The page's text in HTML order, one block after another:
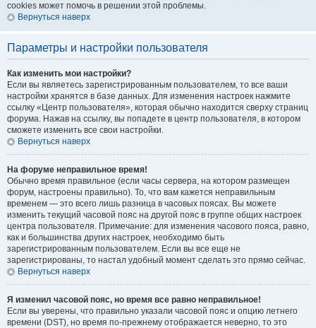
cookies может помочь в решении этой проблемы.
Вернуться наверх
Параметры и настройки пользователя
Как изменить мои настройки?
Если вы являетесь зарегистрированным пользователем, то все ваши
настройки хранятся в базе данных. Для изменения настроек нажмите
ссылку «Центр пользователя», которая обычно находится сверху страниц
форума. Нажав на ссылку, вы попадете в центр пользователя, в котором
сможете изменить все свои настройки.
Вернуться наверх
На форуме неправильное время!
Обычно время правильное (если часы сервера, на котором размещен
форум, настроены правильно). То, что вам кажется неправильным
временем — это всего лишь разница в часовых поясах. Вы можете
изменить текущий часовой пояс на другой пояс в группе общих настроек
центра пользователя. Примечание: для изменения часового пояса, равно,
как и большинства других настроек, необходимо быть
зарегистрированным пользователем. Если вы все еще не
зарегистрированы, то настал удобный момент сделать это прямо сейчас.
Вернуться наверх
Я изменил часовой пояс, но время все равно неправильное!
Если вы уверены, что правильно указали часовой пояс и опцию летнего
времени (DST), но время по-прежнему отображается неверно, то это